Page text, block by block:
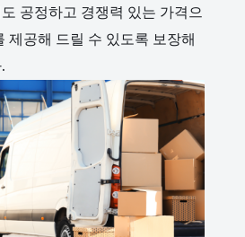
공정하고 경쟁력 있는 가격으
제공해 드릴 수 있도록 보장해